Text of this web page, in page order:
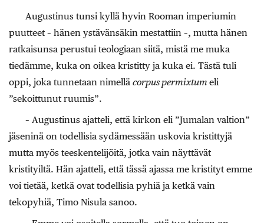
Augustinus tunsi kyllä hyvin Rooman imperiumin
puutteet – hänen ystävänsäkin mestattiin –, mutta hänen
ratkaisunsa perustui teologiaan siitä, mistä me muka
tiedämme, kuka on oikea kristitty ja kuka ei. Tästä tuli
oppi, joka tunnetaan nimellä corpus permixtum eli
”sekoittunut ruumis”.
– Augustinus ajatteli, että kirkon eli ”Jumalan valtion”
jäseninä on todellisia sydämessään uskovia kristittyjä
mutta myös teeskentelijöitä, jotka vain näyttävät
kristityiltä. Hän ajatteli, että tässä ajassa me kristityt emme
voi tietää, ketkä ovat todellisia pyhiä ja ketkä vain
tekopyhiä, Timo Nisula sanoo.